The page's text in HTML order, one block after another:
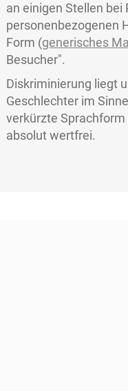
an einigen Stellen bei
personenbezogenen
Form (generisches
Besucher".
Diskriminierung liegt
Geschlechter im
verkürzte
absolut wertfrei.